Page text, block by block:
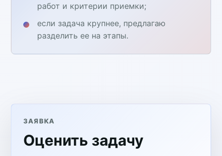
работ и критерии приемки;
если задача крупнее, предлагаю
разделить ее на этапы.
ЗАЯВКА
Оценить задачу